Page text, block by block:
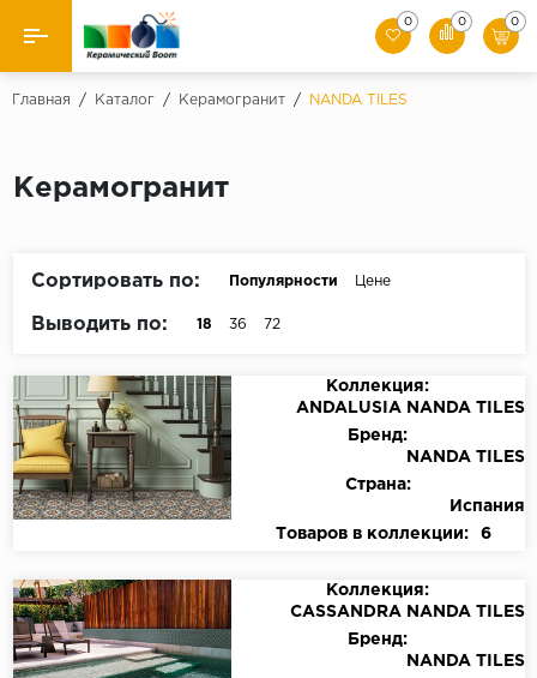
Назад
Керамическая плитка
Клинкер
0 0 0
Главная / Каталог / Керамогранит / NANDA TILES
Керамогранит
Сортировать по: Популярности Цене
Выводить по: 18 36 72
Коллекция:
ANDALUSIA NANDA TILES
Бренд:
NANDA TILES
Страна:
Испания
Товаров в коллекции:
6
Коллекция:
CASSANDRA NANDA TILES
Бренд:
NANDA TILES